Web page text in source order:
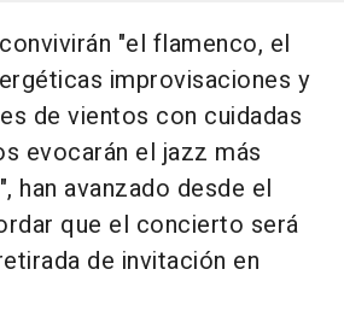
"el flamenco, el
improvisaciones y
de vientos con cuidadas
evocarán el jazz más
han avanzado desde el
que el concierto será
de invitación en